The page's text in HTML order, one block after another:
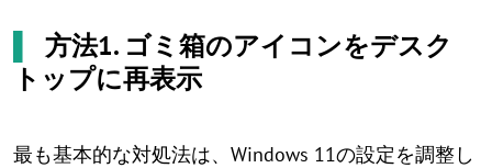
方法1. ゴミ箱のアイコンをデスク
トップに再表示
最も基本的な対処法は、Windows 11の設定を調整し